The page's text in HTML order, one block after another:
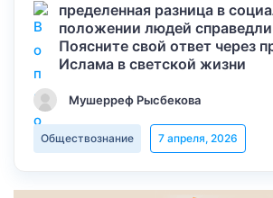
пределенная разница в
положении людей
Поясните свой ответ через
Ислама в светской жизни
Мушерреф Рысбекова
Обществознание 7 апреля, 2026